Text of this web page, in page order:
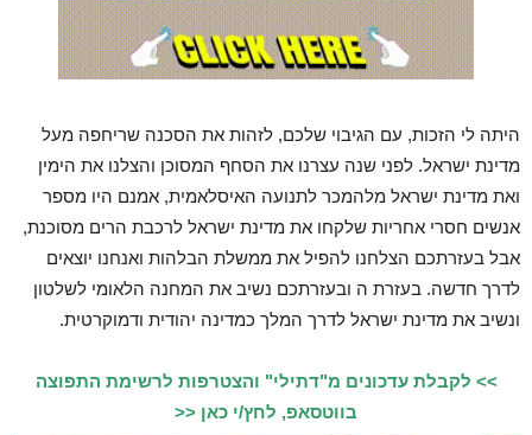
היתה לי הזכות, עם הגיבוי שלכם, לזהות את הסכנה שריחפה מעל
מדינת ישראל. לפני שנה עצרנו את הסחף המסוכן והצלנו את הימין
ואת מדינת ישראל מלהמכר לתנועה האיסלאמית, אמנם היו מספר
אנשים חסרי אחריות שלקחו את מדינת ישראל לרכבת הרים מסוכנת,
אבל בעזרתכם הצלחנו להפיל את ממשלת הבלהות ואנחנו יוצאים
לדרך חדשה. בעזרת ה ובעזרתכם נשיב את המחנה הלאומי לשלטון
ונשיב את מדינת ישראל לדרך המלך כמדינה יהודית ודמוקרטית.
>> לקבלת עדכונים מ"דתילי" והצטרפות לרשימת התפוצה
בווטסאפ, לחץ/י כאן <<